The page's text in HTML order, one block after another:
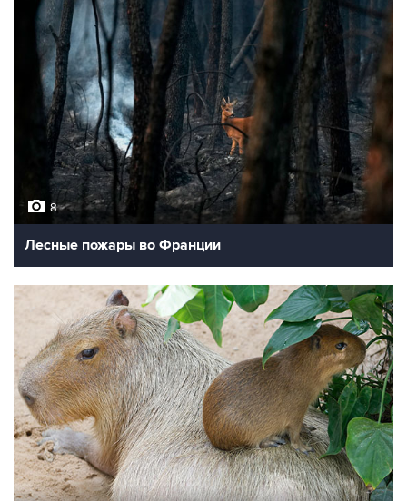
8
Лесные пожары во Франции